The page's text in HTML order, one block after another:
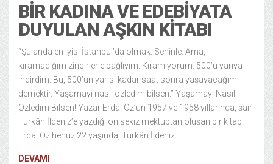
BIR KADINA VE EDEBIYATA
DUYULAN AŞKIN KITABI
“Şu anda en iyisi İstanbul’da olmak. Seninle. Ama,
kıramadığım zincirlerle bağlıyım. Kıramıyorum. 500’ü yarıya
indirdim. Bu, 500’ün yarısı kadar saat sonra yaşayacağım
demektir. Yaşamayı nasıl özledim bilsen.” Yaşamayı Nasıl
Özledim Bilsen! Yazar Erdal Öz’ün 1957 ve 1958 yıllarında, şair
Türkân İldeniz’e yazdığı on sekiz mektuptan oluşan bir kitap.
Erdal Öz henüz 22 yaşında, Türkân İldeniz
DEVAMI